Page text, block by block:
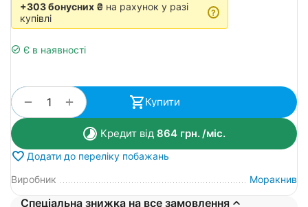
+303 бонусних ₴ на рахунок у разі
купівлі
?
Є в наявності
+
− Купити
Кредит від 864грн./міс.
Додати до переліку побажань
Виробник
Моракнив
Спеціальна знижка на все замовлення